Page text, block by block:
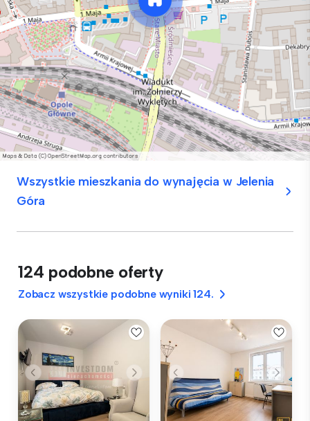
Wszystkie mieszkania do wynajęcia w Jelenia
Góra
124 podobne oferty
Zobacz wszystkie podobne wyniki 124.